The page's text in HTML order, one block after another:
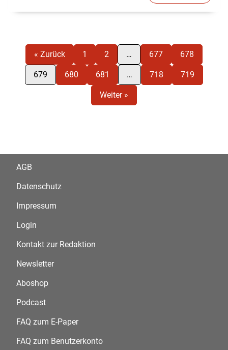
« Zurück 1 2 … 677 678
679 680 681 … 718 719
Weiter »
AGB
Datenschutz
Impressum
Login
Kontakt zur Redaktion
Newsletter
Aboshop
Podcast
FAQ zum E-Paper
FAQ zum Benutzerkonto